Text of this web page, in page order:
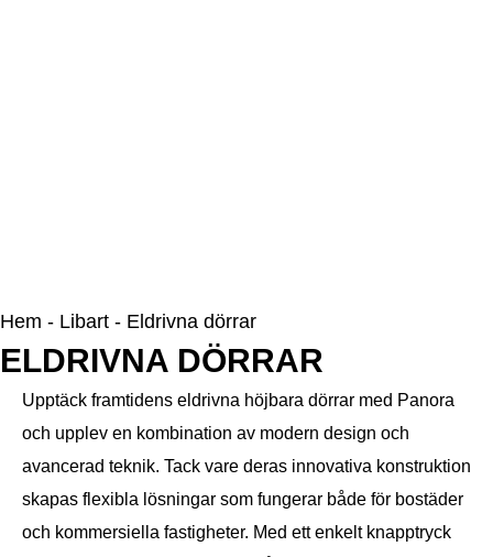
Hem - Libart - Eldrivna dörrar
ELDRIVNA DÖRRAR
Upptäck framtidens eldrivna höjbara dörrar med Panora
och upplev en kombination av modern design och
avancerad teknik. Tack vare deras innovativa konstruktion
skapas flexibla lösningar som fungerar både för bostäder
och kommersiella fastigheter. Med ett enkelt knapptryck